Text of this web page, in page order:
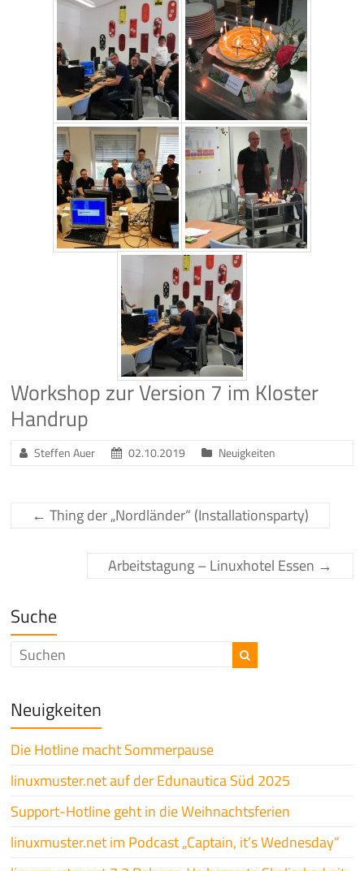
Workshop zur Version 7 im Kloster
Handrup
Steffen Auer 02.10.2019 Neuigkeiten
← Thing der „Nordländer“ (Installationsparty)
Arbeitstagung – Linuxhotel Essen →
Suche
Neuigkeiten
Die Hotline macht Sommerpause
linuxmuster.net auf der Edunautica Süd 2025
Support-Hotline geht in die Weihnachtsferien
linuxmuster.net im Podcast „Captain, it’s Wednesday“